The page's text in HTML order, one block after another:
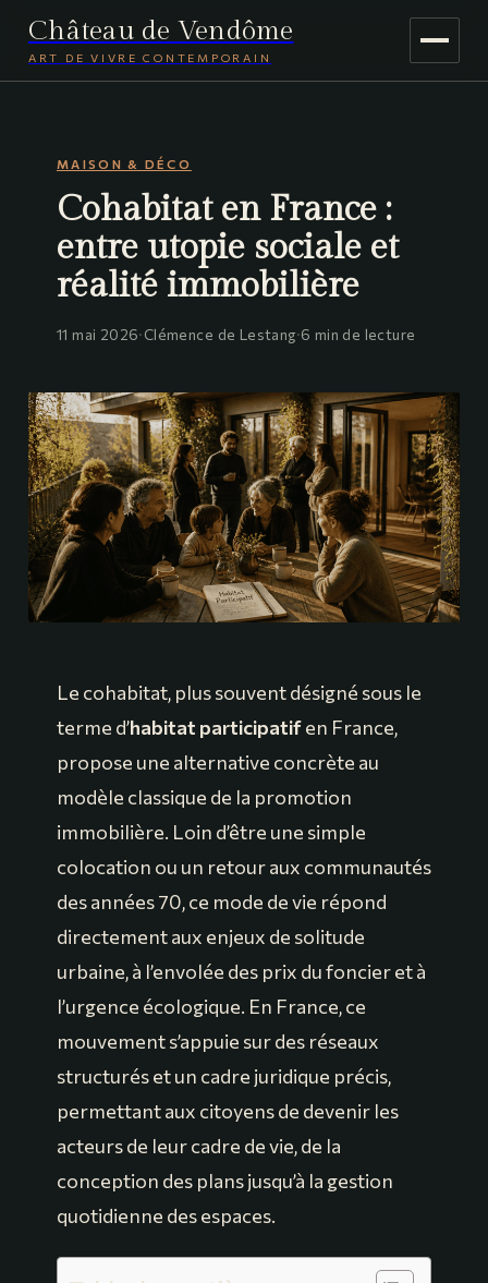
Château de Vendôme
ART DE VIVRE CONTEMPORAIN
JARDINAGE
VOYAGE
MAISON & DÉCO
Cohabitat en France :
entre utopie sociale et
réalité immobilière
11 mai 2026·Clémence de Lestang·6 min de lecture
Le cohabitat, plus souvent désigné sous le
terme d’habitat participatifen France,
propose une alternative concrète au
modèle classique de la promotion
immobilière. Loin d’être une simple
colocation ou un retour aux communautés
des années 70, ce mode de vie répond
directement aux enjeux de solitude
urbaine, à l’envolée des prix du foncier et à
l’urgence écologique. En France, ce
mouvement s’appuie sur des réseaux
structurés et un cadre juridique précis,
permettant aux citoyens de devenir les
acteurs de leur cadre de vie, de la
conception des plans jusqu’à la gestion
quotidienne des espaces.